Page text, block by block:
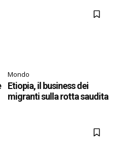
Mondo
Etiopia, il business dei
migranti sulla rotta saudita